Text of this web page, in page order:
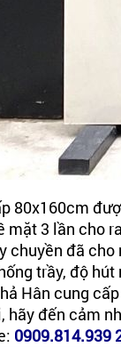
80x160cm
mặt 3 lần cho
chuyền đã
trầy, độ
Hân cung
hãy đến cảm
0909.814.939